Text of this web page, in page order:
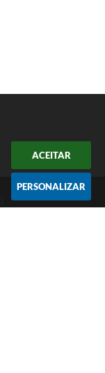
ACEITAR
PERSONALIZAR